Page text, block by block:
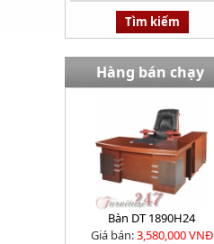
Hàng bán chạy
Bàn DT 1890H24
Giá bán:3,580,000 VNĐ